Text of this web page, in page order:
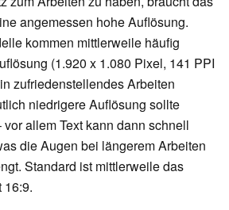
angemessen hohe Auflösung.
kommen mittlerweile häufig
(1.920 x 1.080 Pixel, 141 PPI
zufriedenstellendes Arbeiten
niedrigere Auflösung sollte
allem Text kann dann schnell
die Augen bei längerem Arbeiten
Standard ist mittlerweile das
16:9.